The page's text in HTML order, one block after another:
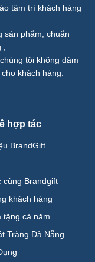
tâm trí khách hàng
sản phẩm, chuẩn
tôi không dám
khách hàng.
hợp tác
BrandGift
cùng Brandgift
khách hàng
tặng cả năm
Tràng Đà Nẵng